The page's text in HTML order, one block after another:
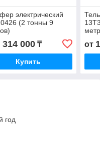
электрический
(2 тонны 9
314 000₸
Купить
от
год